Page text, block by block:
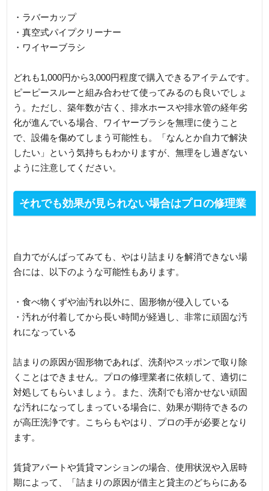
・ラバーカップ
・真空式パイプクリーナー
・ワイヤーブラシ
どれも1,000円から3,000円程度で購入できるアイテムです。
ピーピースルーと組み合わせて使ってみるのも良いでしょ
う。ただし、築年数が古く、排水ホースや排水管の経年劣
化が進んでいる場合、ワイヤーブラシを無理に使うこと
で、設備を傷めてしまう可能性も。「なんとか自力で解決
したい」という気持ちもわかりますが、無理をし過ぎない
ように注意してください。
それでも効果が見られない場合はプロの修理業
自力でがんばってみても、やはり詰まりを解消できない場
合には、以下のような可能性もあります。
・食べ物くずや油汚れ以外に、固形物が侵入している
・汚れが付着してから長い時間が経過し、非常に頑固な汚
れになっている
詰まりの原因が固形物であれば、洗剤やスッポンで取り除
くことはできません。プロの修理業者に依頼して、適切に
対処してもらいましょう。また、洗剤でも溶かせない頑固
な汚れになってしまっている場合に、効果が期待できるの
が高圧洗浄です。こちらもやはり、プロの手が必要となり
ます。
賃貸アパートや賃貸マンションの場合、使用状況や入居時
期によって、「詰まりの原因が借主と貸主のどちらにある